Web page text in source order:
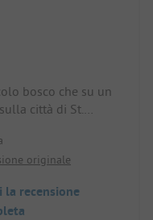
bosco che su un
città di St.
vicinanze.
originale
la recensione